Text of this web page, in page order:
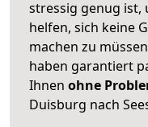
stressig genug ist,
helfen, sich keine
machen zu
haben garantiert
Ihnen ohne
Duisburg nach